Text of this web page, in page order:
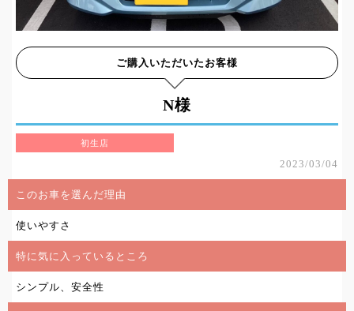
ご購入いただいたお客様
N様
初生店
2023/03/04
このお車を選んだ理由
使いやすさ
特に気に入っているところ
シンプル、安全性